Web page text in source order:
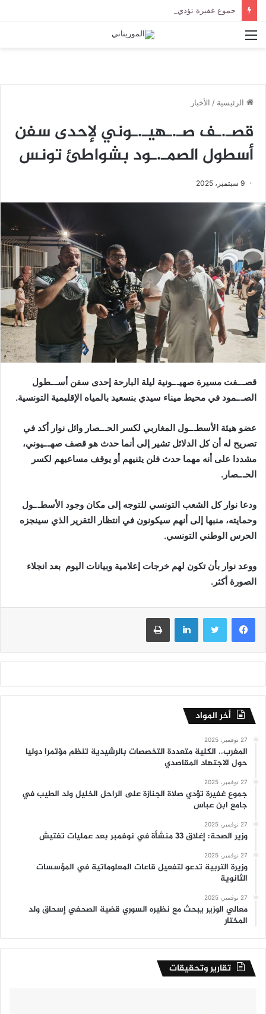
القائمة
الرئيسية / الأخبار
قصـ.ـف صـ.ـهيـ.ـوني لإحدى سفن
أسطول الصمـ.ـود بشواطئ تونس
9 سبتمبر، 2025
قصـ.ـفت مسيرة صهيـ.ـونية ليلة البارحة إحدى سفن أسـ.ـطول
الصـ.ـمود في محيط ميناء سيدي بنسعيد بالمياه الإقليمية التونسية.
عضو هيئة الأسطـ.ـول المغاربي لكسر الحـ.ـصار وائل نوار أكد في
تصريح له أن كل الدلائل تشير إلى أنما حدث هو قصف صهـ.ـيوني،
مشددا على أنه مهما حدث فلن يثنيهم أو يوقف مساعيهم لكسر
الحـ.ـصار.
ودعا نوار كل الشعب التونسي للتوجه إلى مكان وجود الأسطـ.ـول
وحمايته، منبها إلى أنهم سيكونون في انتظار التقرير الذي سينجزه
الحرس الوطني التونسي.
ووعد نوار بأن تكون لهم خرجات إعلامية وبيانات اليوم بعد انجلاء
الصورة أكثر.
فيسبوك تويتر لينكدإن طباعة
أخر المواد
27 نوفمبر، 2025
المغرب.. الكلية متعددة التخصصات بالرشيدية تنظم مؤتمرا دوليا
حول الاجتهاد المقاصدي
27 نوفمبر، 2025
جموع غفيرة تؤدي صلاة الجنازة على الراحل الخليل ولد الطيب في
جامع ابن عباس
27 نوفمبر، 2025
وزير الصحة: إغلاق 33 منشأة في نوفمبر بعد عمليات تفتيش
27 نوفمبر، 2025
وزيرة التربية تدعو لتفعيل قاعات المعلوماتية في المؤسسات
الثانوية
27 نوفمبر، 2025
معالي الوزير يبحث مع نظيره السوري قضية الصحفي إسحاق ولد
المختار
تقارير وتحقيقات